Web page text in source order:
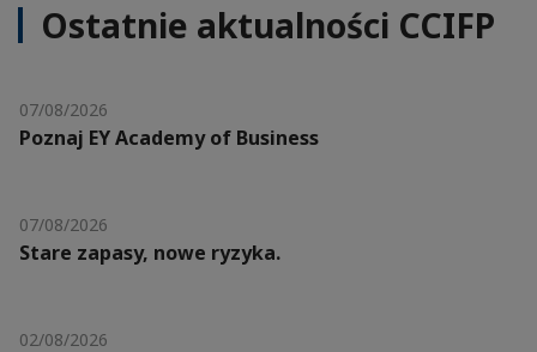
Ostatnie aktualności CCIFP
07/08/2026
Poznaj EY Academy of Business
07/08/2026
Stare zapasy, nowe ryzyka.
02/08/2026